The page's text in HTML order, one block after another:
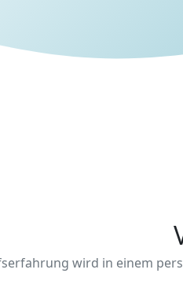
wird in einem